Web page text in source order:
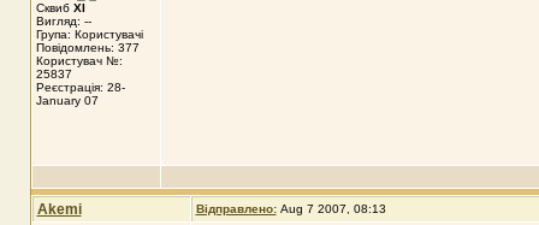
Сквиб XI
Вигляд: --
Група: Користувачі
Повідомлень: 377
Користувач №:
25837
Реєстрація: 28-
January 07
Akemi Відправлено: Aug 7 2007, 08:13